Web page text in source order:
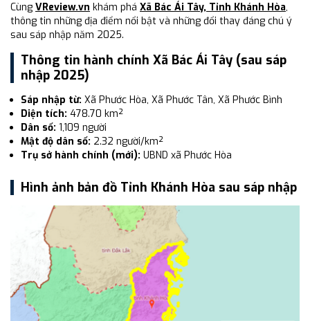
Cùng VReview.vn khám phá Xã Bác Ái Tây, Tỉnh Khánh Hòa,
thông tin những địa điểm nổi bật và những đổi thay đáng chú ý
sau sáp nhập năm 2025.
Thông tin hành chính Xã Bác Ái Tây (sau sáp
nhập 2025)
Sáp nhập từ: Xã Phước Hòa, Xã Phước Tân, Xã Phước Bình
Diện tích: 478.70 km²
Dân số: 1,109 người
Mật độ dân số: 2.32 người/km²
Trụ sở hành chính (mới): UBND xã Phước Hòa
Hình ảnh bản đồ Tỉnh Khánh Hòa sau sáp nhập